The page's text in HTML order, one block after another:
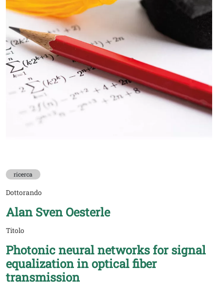
ricerca
Dottorando
Alan Sven Oesterle
Titolo
Photonic neural networks for signal
equalization in optical fiber
transmission